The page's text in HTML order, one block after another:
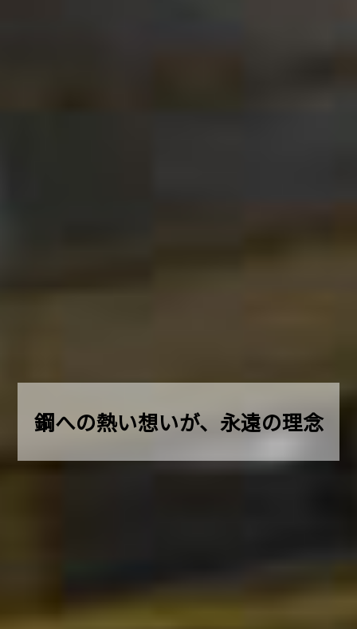
鋼への熱い想いが、永遠の理念